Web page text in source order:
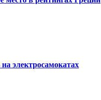
электросамокатах